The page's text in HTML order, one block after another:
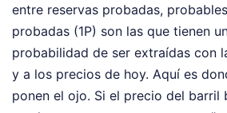
entre reservas probadas,
probadas (1P) son las que tienen
probabilidad de ser extraídas con
y a los precios de hoy. Aquí es
ponen el ojo. Si el precio del barril